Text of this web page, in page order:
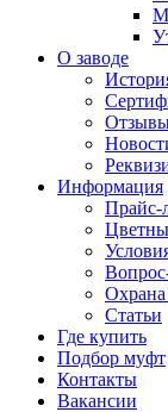
О заводе
Информация
Прайс-
Охрана
Статьи
Где купить
Подбор муфт
Контакты
Вакансии